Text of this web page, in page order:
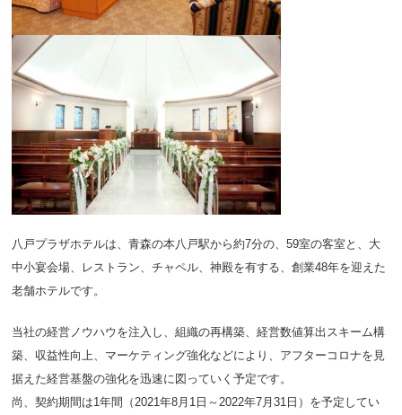
八戸プラザホテルは、青森の本八戸駅から約7分の、59室の客室と、大
中小宴会場、レストラン、チャペル、神殿を有する、創業48年を迎えた
老舗ホテルです。
当社の経営ノウハウを注入し、組織の再構築、経営数値算出スキーム構
築、収益性向上、マーケティング強化などにより、アフターコロナを見
据えた経営基盤の強化を迅速に図っていく予定です。
尚、契約期間は1年間（2021年8月1日～2022年7月31日）を予定してい